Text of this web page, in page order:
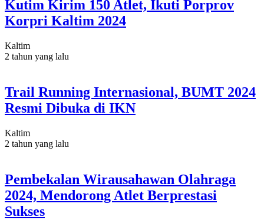
Kutim Kirim 150 Atlet, Ikuti Porprov
Korpri Kaltim 2024
Kaltim
2 tahun yang lalu
Trail Running Internasional, BUMT 2024
Resmi Dibuka di IKN
Kaltim
2 tahun yang lalu
Pembekalan Wirausahawan Olahraga
2024, Mendorong Atlet Berprestasi
Sukses